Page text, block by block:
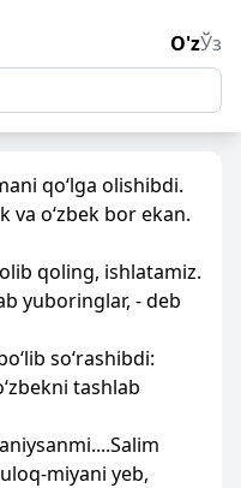
O'zЎз
qo‘lga olishibdi.
va o‘zbek bor ekan.
qoling, ishlatamiz.
yuboringlar, - deb
so‘rashibdi:
tashlab
miyani yeb,